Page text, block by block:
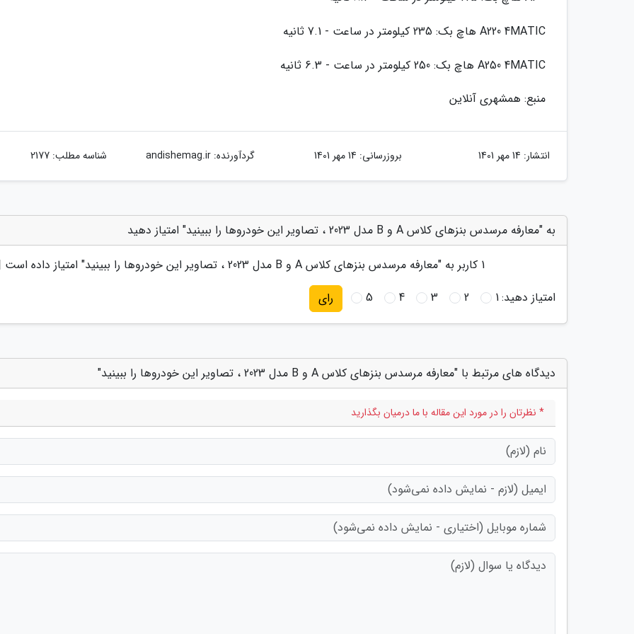
A220 4MATIC هاچ بک: 235 کیلومتر در ساعت - 7.1 ثانیه
A250 4MATIC هاچ بک: 250 کیلومتر در ساعت - 6.3 ثانیه
منبع: همشهری آنلاین
انتشار: 14 مهر 1401 بروزرسانی: 14 مهر 1401 گردآورنده:andishemag.ir شناسه مطلب: 2177
به "معارفه مرسدس بنزهای کلاس A و B مدل 2023 ، تصاویر این خودروها را ببینید" امتیاز دهید
1 کاربر به "معارفه مرسدس بنزهای کلاس A و B مدل 2023 ، تصاویر این خودروها را ببینید " امتیاز داده است
امتیاز دهید:1
2
3
4
5 رای
دیدگاه های مرتبط با "معارفه مرسدس بنزهای کلاس A و B مدل 2023 ، تصاویر این خودروها را ببینید"
* نظرتان را در مورد این مقاله با ما درمیان بگذارید